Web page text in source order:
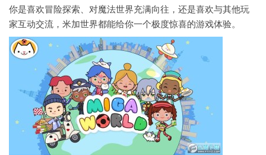
你是喜欢冒险探索、对魔法世界充满向往，还是喜欢与其他玩
家互动交流，米加世界都能给你一个极度惊喜的游戏体验。